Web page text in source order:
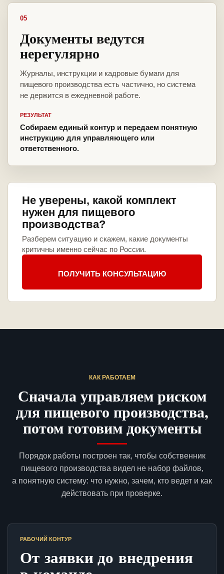
05
Документы ведутся
нерегулярно
Журналы, инструкции и кадровые бумаги для
пищевого производства есть частично, но система
не держится в ежедневной работе.
РЕЗУЛЬТАТ
Собираем единый контур и передаем понятную
инструкцию для управляющего или
ответственного.
Не уверены, какой комплект
нужен для пищевого
производства?
Разберем ситуацию и скажем, какие документы
критичны именно сейчас по России.
ПОЛУЧИТЬ КОНСУЛЬТАЦИЮ
КАК РАБОТАЕМ
Сначала управляем риском
для пищевого производства,
потом готовим документы
Порядок работы построен так, чтобы собственник
пищевого производства видел не набор файлов,
а понятную систему: что нужно, зачем, кто ведет и как
действовать при проверке.
РАБОЧИЙ КОНТУР
От заявки до внедрения